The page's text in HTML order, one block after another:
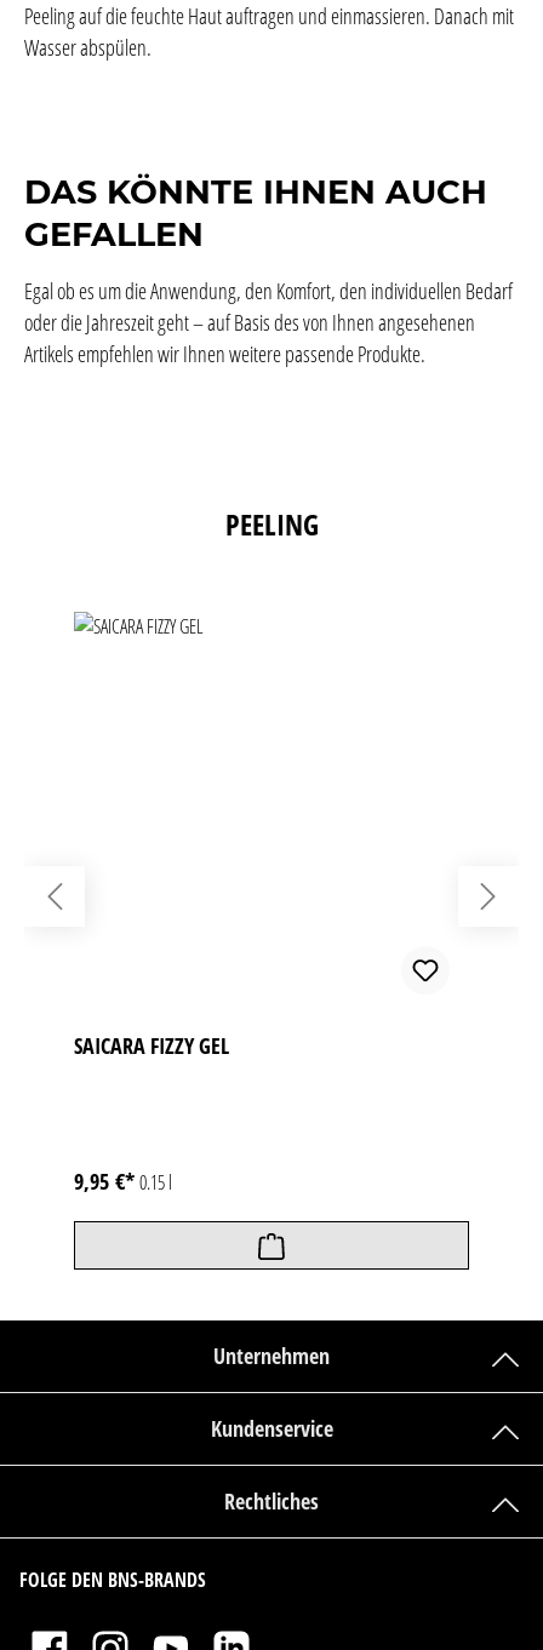
Peeling auf die feuchte Haut auftragen und einmassieren. Danach mit
Wasser abspülen.
DAS KÖNNTE IHNEN AUCH
GEFALLEN
Egal ob es um die Anwendung, den Komfort, den individuellen Bedarf
oder die Jahreszeit geht – auf Basis des von Ihnen angesehenen
Artikels empfehlen wir Ihnen weitere passende Produkte.
Produktgalerie überspringenPEELING
SAICARA FIZZY GEL
9,95 €*0.15 l
Unternehmen
Kundenservice
Rechtliches
FOLGE DEN BNS-BRANDS